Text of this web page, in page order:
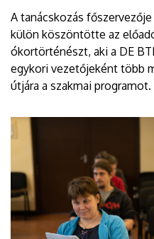
A tanácskozás
külön köszöntötte az
ókortörténészt, aki a DE
egykori vezetőjeként több
útjára a szakmai programot.